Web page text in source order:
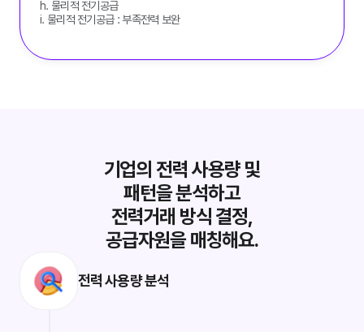
h. 물리적 전기공급
i. 물리적 전기공급 : 부족전력 보완
기업의 전력 사용량 및
패턴을 분석하고
전력거래 방식 결정,
공급자원을 매칭해요.
전력 사용량 분석